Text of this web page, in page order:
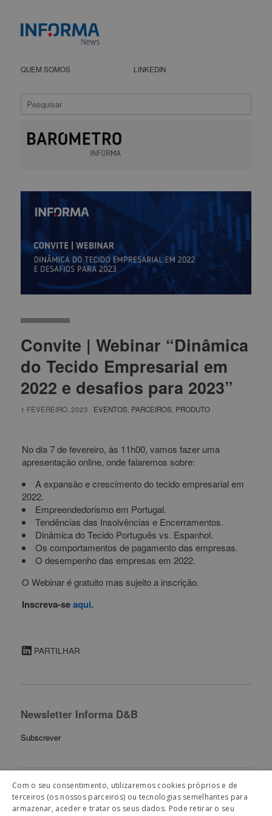
QUEM SOMOS LINKEDIN
Convite | Webinar “Dinâmica
do Tecido Empresarial em
2022 e desafios para 2023”
1 FEVEREIRO, 2023 EVENTOS PARCEIROS PRODUTO
No dia 7 de fevereiro, às 11h00, vamos fazer uma
apresentação online, onde falaremos sobre:
A expansão e crescimento do tecido empresarial em
2022.
Empreendedorismo em Portugal.
Tendências das Insolvências e Encerramentos.
Dinâmica do Tecido Português vs. Espanhol.
Os comportamentos de pagamento das empresas.
O desempenho das empresas em 2022.
O Webinar é gratuito mas sujeito a inscrição.
Inscreva-seaqui.
PARTILHAR
Newsletter Informa D&B
Subscrever
Artigos Relacionados
Com o seu consentimento, utilizaremos cookies próprios e de
terceiros (os nossos parceiros) ou tecnologias semelhantes para
armazenar, aceder e tratar os seus dados. Pode retirar o seu